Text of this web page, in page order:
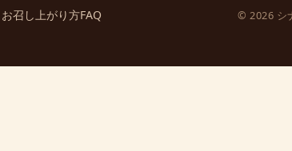
お召し上がり方FAQ © 2026 シ